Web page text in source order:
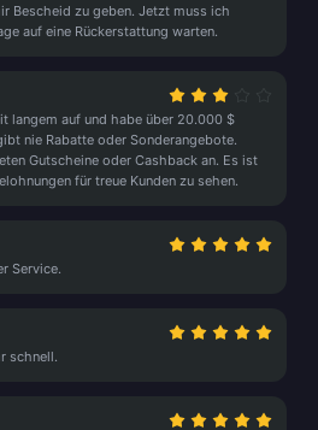
Bescheid zu geben. Jetzt muss ich
auf eine Rückerstattung warten.
langem auf und habe über 20.000 $
nie Rabatte oder Sonderangebote.
Gutscheine oder Cashback an. Es ist
für treue Kunden zu sehen.
Service.
schnell.